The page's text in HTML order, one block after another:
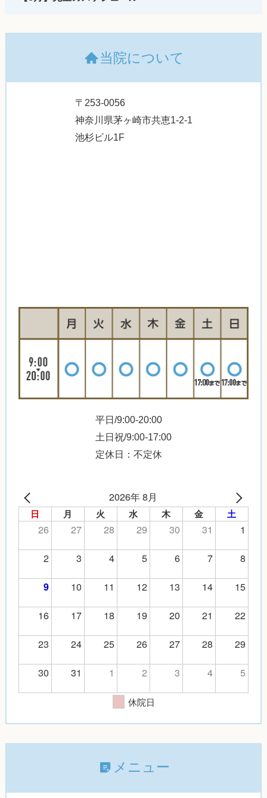
当院について
〒253-0056
神奈川県茅ヶ崎市共恵1-2-1
池杉ビル1F
平日/9:00-20:00
土日祝/9:00-17:00
定休日：不定休
2026年 8月
日 月 火 水 木 金 土
26 27 28 29 30 31
1
2
3 4 5 6 7 8
9 10 11 12 13 14
15
16
17 18 19 20 21
22
23
24 25 26 27 28
29
30
31 1 2 3 4 5
休院日
メニュー